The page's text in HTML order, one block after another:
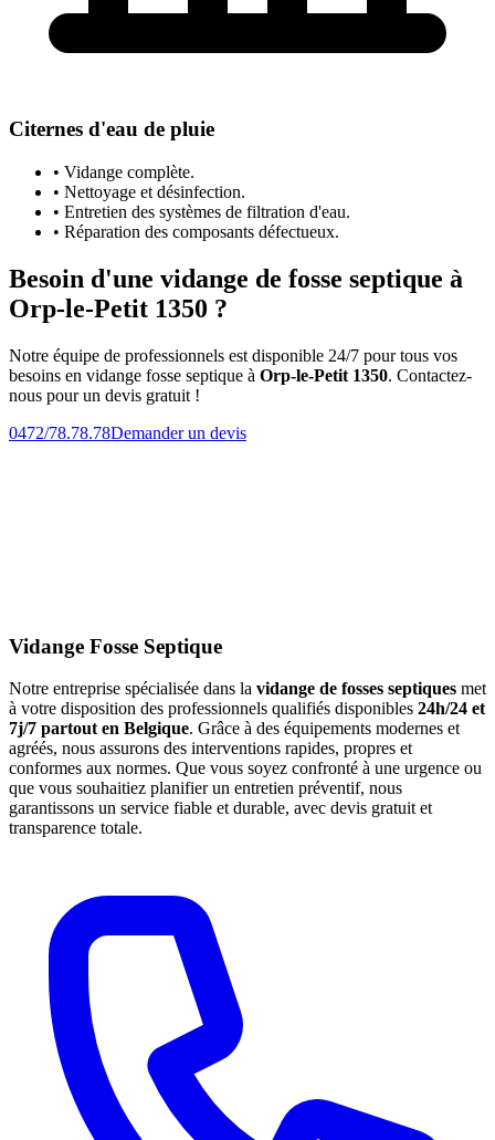
Citernes d'eau de pluie
• Vidange complète.
• Nettoyage et désinfection.
• Entretien des systèmes de filtration d'eau.
• Réparation des composants défectueux.
Besoin d'une vidange de fosse septique à
Orp-le-Petit 1350 ?
Notre équipe de professionnels est disponible 24/7 pour tous vos
besoins en vidange fosse septique à Orp-le-Petit 1350. Contactez-
nous pour un devis gratuit !
0472/78.78.78Demander un devis
Vidange Fosse Septique
Notre entreprise spécialisée dans la vidange de fosses septiques met
à votre disposition des professionnels qualifiés disponibles 24h/24 et
7j/7 partout en Belgique. Grâce à des équipements modernes et
agréés, nous assurons des interventions rapides, propres et
conformes aux normes. Que vous soyez confronté à une urgence ou
que vous souhaitiez planifier un entretien préventif, nous
garantissons un service fiable et durable, avec devis gratuit et
transparence totale.